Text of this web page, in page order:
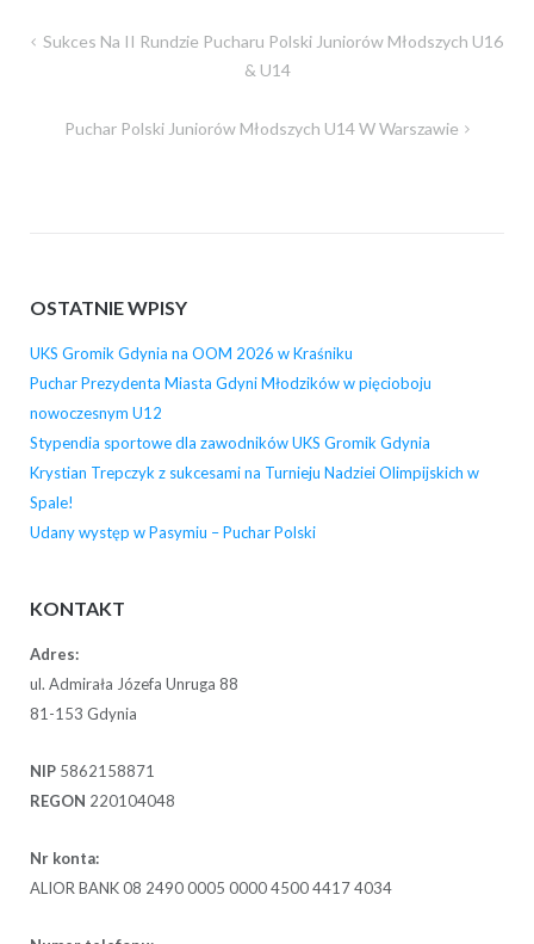
Nawigacja
Sukces Na II Rundzie Pucharu Polski Juniorów Młodszych U16
& U14
Puchar Polski Juniorów Młodszych U14 W Warszawie
OSTATNIE WPISY
UKS Gromik Gdynia na OOM 2026 w Kraśniku
Puchar Prezydenta Miasta Gdyni Młodzików w pięcioboju
nowoczesnym U12
Stypendia sportowe dla zawodników UKS Gromik Gdynia
Krystian Trepczyk z sukcesami na Turnieju Nadziei Olimpijskich w
Spale!
Udany występ w Pasymiu – Puchar Polski
KONTAKT
Adres:
ul. Admirała Józefa Unruga 88
81-153 Gdynia
NIP 5862158871
REGON 220104048
Nr konta:
ALIOR BANK 08 2490 0005 0000 4500 4417 4034